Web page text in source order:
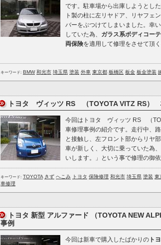
です。駐車場から出庫しようとし
ト製の柱に左リヤドア、リヤフェ
バーをぶつけてしまいました。幸
していた為、 ガラス系ボディコー
両保険を適用して修理をさせて頂
キーワード: BMW 和光市 埼玉県 塗装 外車 東京都 板橋区 板金 板金塗装
トヨタ ヴィッツ RS （TOYOTA VITZ RS）
今回はトヨタ ヴィッツ RS （
車修理事例の紹介です。走行中、
と接触し、左フロント部からリヤ
車が新しく、大切に乗っていた為
いします。」という事で修理の御依
キーワード: TOYOTA きず へこみ トヨタ 保険修理 和光市 埼玉県 塗装 東
車修理
トヨタ 新型 アルファード （TOYOTA NEW
事例
今回は新車で購入したばかりの ト